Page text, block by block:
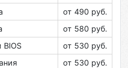
от 490 руб.
от 580 руб.
BIOS
от 530 руб.
от 530 руб.